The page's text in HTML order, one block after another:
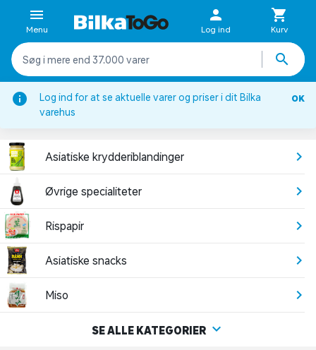
Log ind for at se aktuelle varer og priser i dit Bilka
varehus
OK
Menu Log ind Kurv
Asiatisk mad
ASIATISKE SPECIALITETER
Asiatiske krydderiblandinger
Øvrige specialiteter
Rispapir
Asiatiske snacks
Miso
SE ALLE KATEGORIER